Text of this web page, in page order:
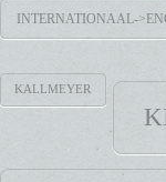
INTERNATIONAAL-
KALLMEYER